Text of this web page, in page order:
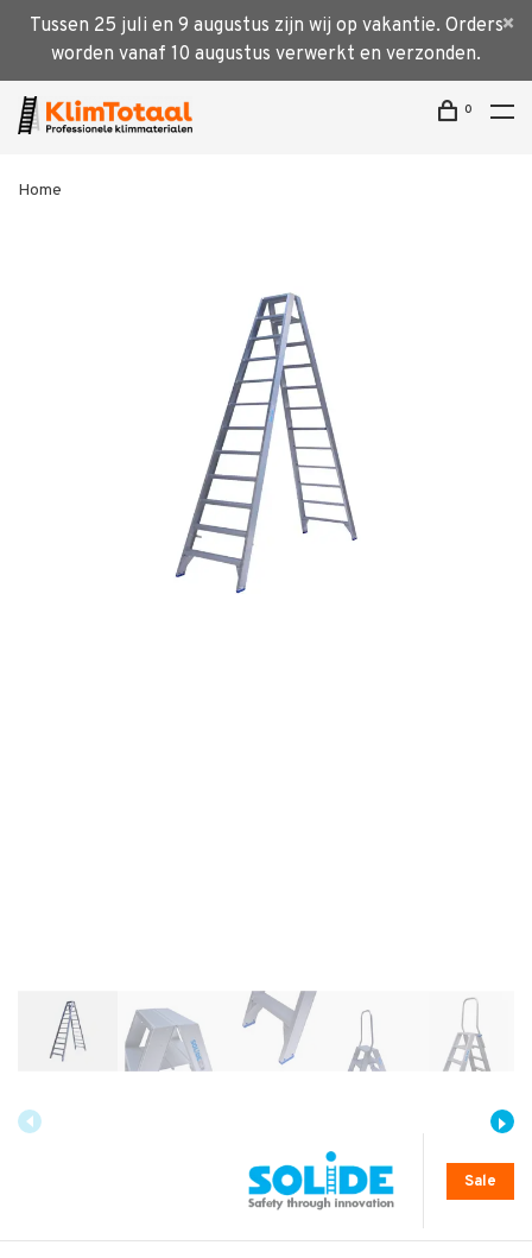
Tussen 25 juli en 9 augustus zijn wij op vakantie. Orders
worden vanaf 10 augustus verwerkt en verzonden.
0
Home
Sale